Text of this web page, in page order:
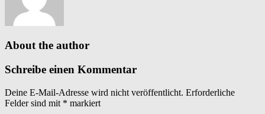
About the author
Schreibe einen Kommentar
Deine E-Mail-Adresse wird nicht veröffentlicht. Erforderliche
Felder sind mit * markiert